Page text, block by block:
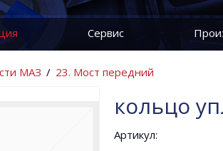
Сервис
МАЗ / 23. Мост передний
кольцо
Артикул: